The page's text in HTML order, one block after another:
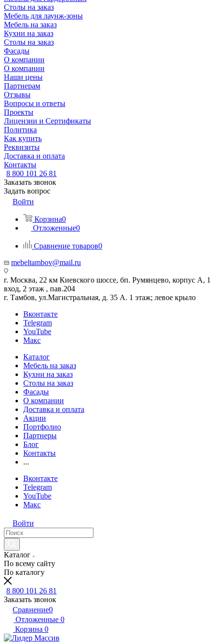
Столы на заказ
Мебель для лаунж-зоны
Мебель на заказ
Кухни на заказ
Столы на заказ
Фасады
О компании
О компании
Наши цены
Партнерам
Отзывы
Вопросы и ответы
Проекты
Лицензии и Сертификаты
Политика
Как купить
Реквизиты
Доставка и оплата
Контакты
8 800 101 26 81
Заказать звонок
Задать вопрос
Войти
Корзина0
Отложенные0
Сравнение товаров0
mebeltambov@mail.ru
г. Москва, 22 км Киевского шоссе, бп. Румянцево, корпус А, 1
вход, 2 этаж , пав.204
г. Тамбов, ул.Магистральная, д. 35 А. 1 этаж; левое крыло
Вконтакте
Telegram
YouTube
Макс
Каталог
Мебель на заказ
Кухни на заказ
Столы на заказ
Фасады
О компании
Доставка и оплата
Акции
Портфолио
Партнеры
Блог
Контакты
...
Вконтакте
Telegram
YouTube
Макс
Войти
Каталог
По всему сайту
По каталогу
8 800 101 26 81
Заказать звонок
Сравнение0
Отложенные 0
Корзина 0